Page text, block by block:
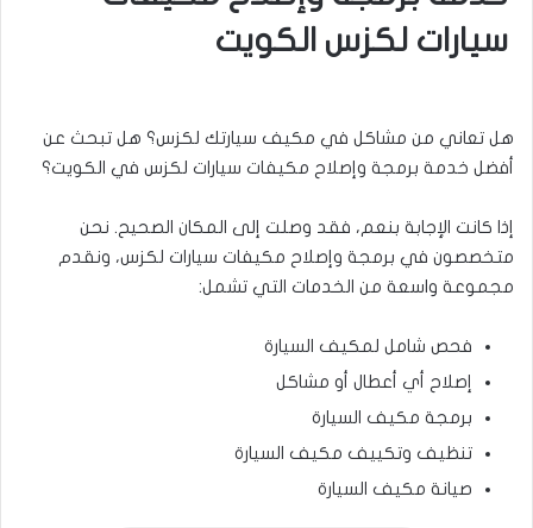
سيارات لكزس الكويت
هل تعاني من مشاكل في مكيف سيارتك لكزس؟ هل تبحث عن
أفضل خدمة برمجة وإصلاح مكيفات سيارات لكزس في الكويت؟
إذا كانت الإجابة بنعم، فقد وصلت إلى المكان الصحيح. نحن
متخصصون في برمجة وإصلاح مكيفات سيارات لكزس، ونقدم
مجموعة واسعة من الخدمات التي تشمل:
فحص شامل لمكيف السيارة
إصلاح أي أعطال أو مشاكل
برمجة مكيف السيارة
تنظيف وتكييف مكيف السيارة
صيانة مكيف السيارة